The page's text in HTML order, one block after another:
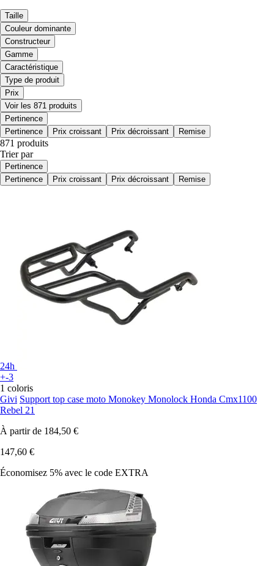
Taille
Couleur dominante
Constructeur
Gamme
Caractéristique
Type de produit
Prix
Voir les 871 produits
Pertinence
Pertinence
Prix croissant Prix décroissant Remise
871 produits
Trier par
Pertinence
Pertinence
Prix croissant Prix décroissant Remise
24h
+-3
1 coloris
Givi Support top case moto Monokey Monolock Honda Cmx1100
Rebel 21
À partir de 184,50 €
147,60 €
Économisez 5% avec le code EXTRA